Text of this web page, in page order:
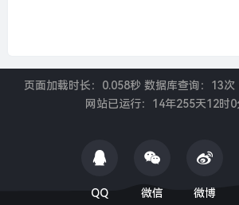
页面加载时长：0.058秒 数据库查询：13
网站已运行： 14年255天12时
QQ 微信 微博